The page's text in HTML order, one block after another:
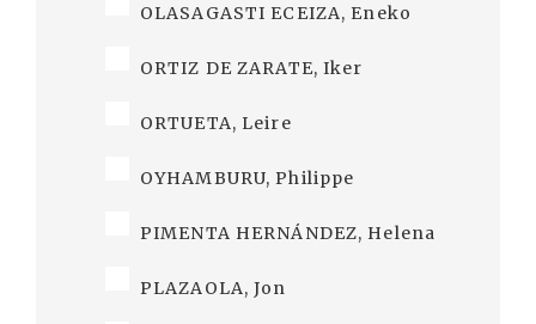
OLASAGASTI ECEIZA, Eneko
ORTIZ DE ZARATE, Iker
ORTUETA, Leire
OYHAMBURU, Philippe
PIMENTA HERNÁNDEZ, Helena
PLAZAOLA, Jon